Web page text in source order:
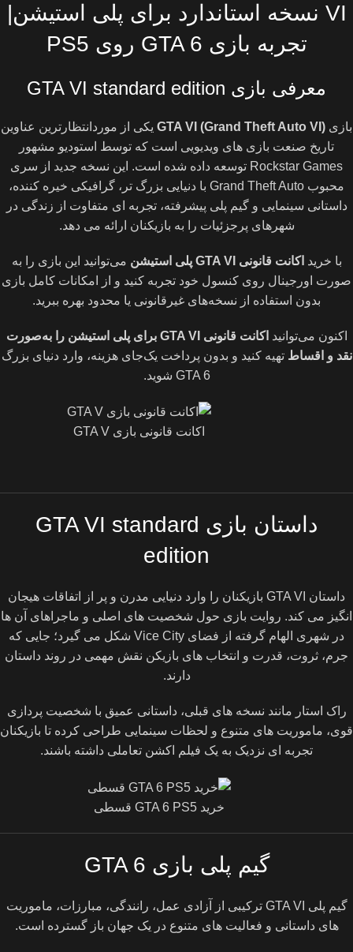
VI نسخه استاندارد برای پلی استیشن|
تجربه بازی GTA 6 روی PS5
معرفی بازی GTA VI standard edition
بازی GTA VI (Grand Theft Auto VI) یکی از موردانتظارترین عناوین
تاریخ صنعت بازی های ویدیویی است که توسط استودیو مشهور
Rockstar Games توسعه داده شده است. این نسخه جدید از سری
محبوب Grand Theft Auto با دنیایی بزرگ تر، گرافیکی خیره کننده،
داستانی سینمایی و گیم پلی پیشرفته، تجربه ای متفاوت از زندگی در
شهرهای پرجزئیات را به بازیکنان ارائه می دهد.
با خرید اکانت قانونی GTA VI پلی استیشن
می‌توانید این بازی را به
صورت اورجینال روی کنسول خود تجربه کنید و از امکانات کامل بازی
بدون استفاده از نسخه‌های غیرقانونی یا محدود بهره ببرید.
اکنون می‌توانید
اکانت قانونی GTA VI برای پلی استیشن را به‌صورت
نقد و اقساط تهیه کنید و بدون پرداخت یک‌جای هزینه، وارد دنیای بزرگ
GTA 6 شوید.
اکانت قانونی بازی GTA V
داستان بازی GTA VI standard
edition
داستان GTA VI بازیکنان را وارد دنیایی مدرن و پر از اتفاقات هیجان
انگیز می کند. روایت بازی حول شخصیت های اصلی و ماجراهای آن ها
در شهری الهام گرفته از فضای Vice City شکل می گیرد؛ جایی که
جرم، ثروت، قدرت و انتخاب های بازیکن نقش مهمی در روند داستان
دارند.
راک استار مانند نسخه های قبلی، داستانی عمیق با شخصیت پردازی
قوی، ماموریت های متنوع و لحظات سینمایی طراحی کرده تا بازیکنان
تجربه ای نزدیک به یک فیلم اکشن تعاملی داشته باشند.
خرید GTA 6 PS5 قسطی
گیم پلی بازی GTA 6
گیم پلی GTA VI ترکیبی از آزادی عمل، رانندگی، مبارزات، ماموریت
های داستانی و فعالیت های متنوع در یک جهان باز گسترده است.